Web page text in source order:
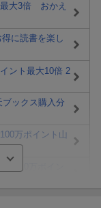
最大3倍 おかえ
に読書を楽し
ント最大10倍 2
ブックス購入分
万ポイント山